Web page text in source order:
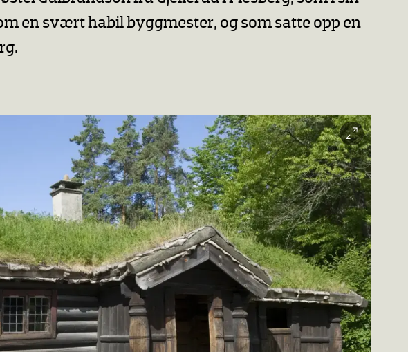
en svært habil byggmester, og som satte opp en